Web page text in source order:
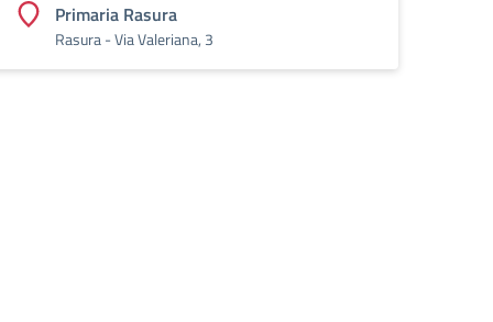
Primaria Rasura
Rasura - Via Valeriana, 3